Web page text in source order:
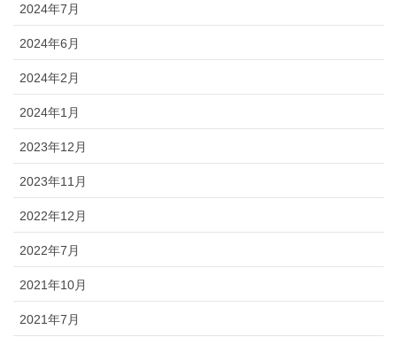
2024年7月
2024年6月
2024年2月
2024年1月
2023年12月
2023年11月
2022年12月
2022年7月
2021年10月
2021年7月